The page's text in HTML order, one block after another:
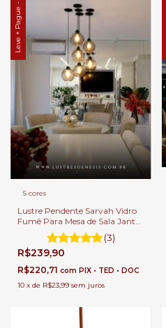
Leve + Pague -
5 cores
Lustre Pendente Sarvah Vidro
Fumê Para Mesa de Sala Jantar
e Balcão de Cozinha.
(3)
R$239,90
R$220,71 com PIX • TED • DOC
10 x de R$23,99 sem juros